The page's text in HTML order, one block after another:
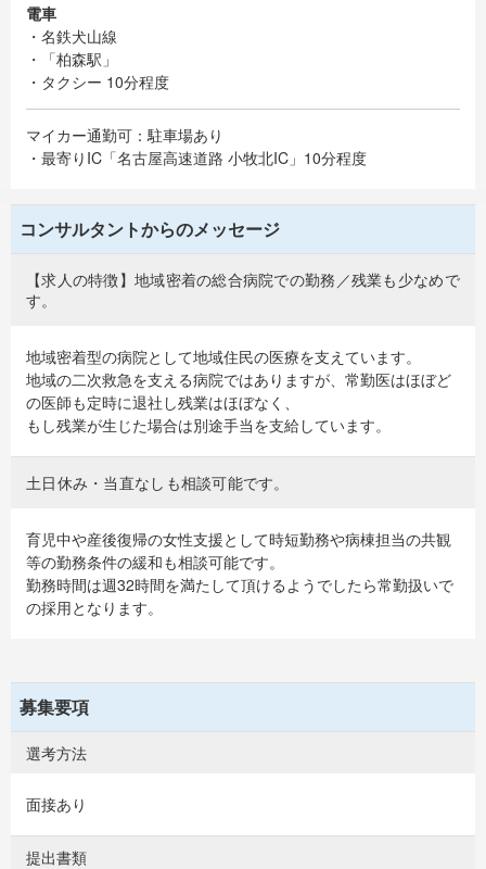
電車
・名鉄犬山線
・「柏森駅」
・タクシー 10分程度
マイカー通勤可：駐車場あり
・最寄りIC「名古屋高速道路 小牧北IC」10分程度
コンサルタントからのメッセージ
【求人の特徴】地域密着の総合病院での勤務／残業も少なめで
す。
地域密着型の病院として地域住民の医療を支えています。
地域の二次救急を支える病院ではありますが、常勤医はほぼど
の医師も定時に退社し残業はほぼなく、
もし残業が生じた場合は別途手当を支給しています。
土日休み・当直なしも相談可能です。
育児中や産後復帰の女性支援として時短勤務や病棟担当の共観
等の勤務条件の緩和も相談可能です。
勤務時間は週32時間を満たして頂けるようでしたら常勤扱いで
の採用となります。
募集要項
選考方法
面接あり
提出書類